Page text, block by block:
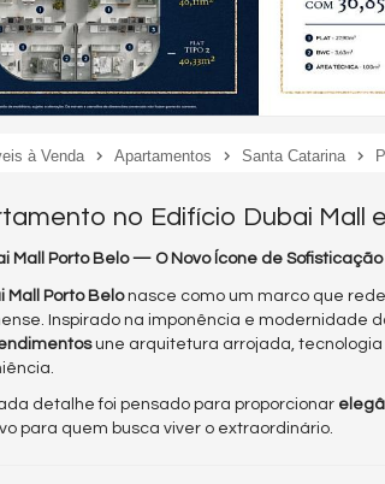
à Venda Apartamentos Santa Catarina
no Edifício Dubai Mall
Mall Porto Belo — O Novo Ícone de
Mall Porto Belonasce como um marco que
Inspirado na imponência e modernidade
une arquitetura arrojada,
detalhe foi pensado para proporcionar
para quem busca viver o extraordinário.